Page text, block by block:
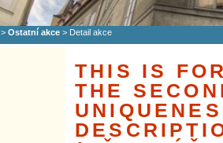
> Ostatní akce > Detail akce
THIS IS
THE